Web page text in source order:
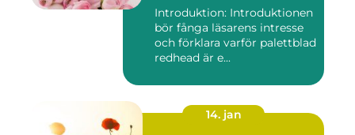
Introduktion: Introduktionen
bör fånga läsarens intresse
och förklara varför palettblad
redhead är e...
14. jan